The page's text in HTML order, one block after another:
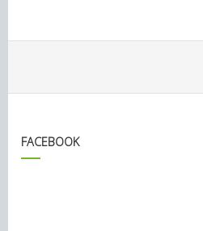
FACEBOOK